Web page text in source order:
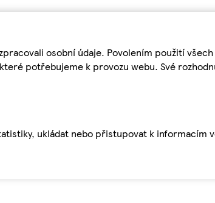
osobní údaje. Povolením použití
potřebujeme k provozu webu. Své
ukládat nebo přistupovat k informacím